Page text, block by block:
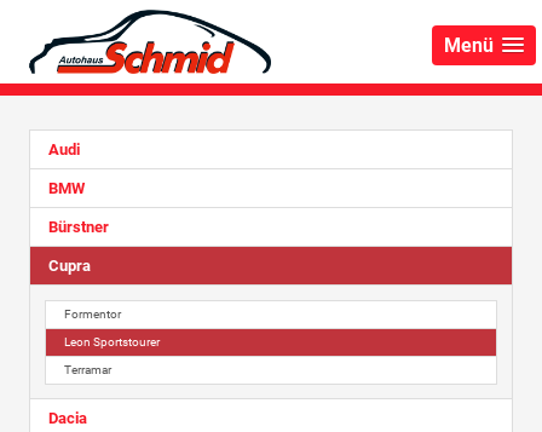
Menü
Audi
BMW
Bürstner
Cupra
Formentor
Leon Sportstourer
Terramar
Dacia